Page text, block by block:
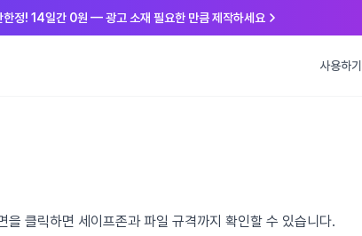
한정! 14일간 0원 — 광고 소재 필요한 만큼 제작하세요
사용하기
사용하기
클릭하면 세이프존과 파일 규격까지 확인할 수 있습니다.